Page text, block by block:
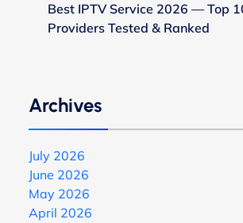
Best IPTV Service 2026 — Top
Providers Tested & Ranked
Archives
July 2026
June 2026
May 2026
April 2026